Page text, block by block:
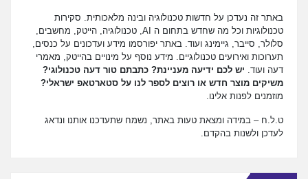
באתר זה נעדכן על חדשות טכנולוגיה ובינה מלאכותית. סקירות
טכנולוגיות וכל מה שחדש בתחום ה AI, טכנולוגיה, הייטק, מחשבים,
סלולר, סייבר, גיימינג ועוד. באתר יפורסמו מידע ועדכונים על כנסים,
תערוכות ואירועים טכנולוגיים. מידע נוסף על מינויים בהייטק, מאמרי
דעה ועוד. יש לכם ידיעה מעניינת? כתבתם טור דעה טכנולוגי?
משיקים מוצר חדש או רוצים לספר לנו על סטארטאפ ישראלי?
מוזמנים לפנות אלינו.
ט.ל.ח – במידה ומצאת טעות באתר, נשמח שתעדכנו אותנו ונדאג
לעדכן ולשנות בהקדם.